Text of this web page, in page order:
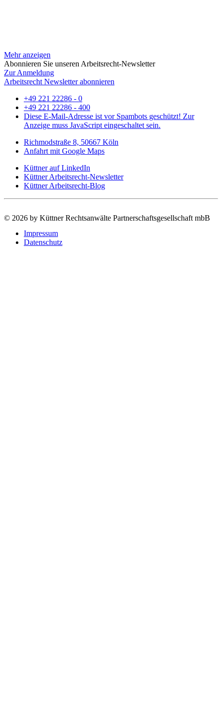
Mehr anzeigen
Abonnieren Sie unseren Arbeitsrecht-Newsletter
Zur Anmeldung
Arbeitsrecht Newsletter abonnieren
+49 221 22286 - 0
+49 221 22286 - 400
Diese E-Mail-Adresse ist vor Spambots geschützt! Zur
Anzeige muss JavaScript eingeschaltet sein.
Richmodstraße 8, 50667 Köln
Anfahrt mit Google Maps
Küttner auf LinkedIn
Küttner Arbeitsrecht-Newsletter
Küttner Arbeitsrecht-Blog
© 2026 by Küttner Rechtsanwälte Partnerschaftsgesellschaft mbB
Impressum
Datenschutz